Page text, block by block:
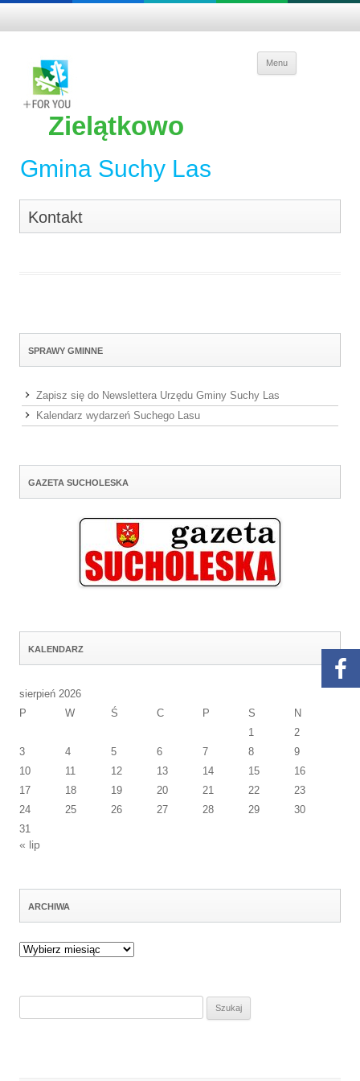
Zielątkowo
Gmina Suchy Las
Menu
Kontakt
SPRAWY GMINNE
Zapisz się do Newslettera Urzędu Gminy Suchy Las
Kalendarz wydarzeń Suchego Lasu
GAZETA SUCHOLESKA
KALENDARZ
sierpień 2026
P
W Ś C P S
N
1
2
3
4 5 6 7 8
9
10
11 12 13 14 15
16
17
18 19 20 21 22
23
24
25 26 27 28 29
30
31
« lip
ARCHIWA
Archiwa